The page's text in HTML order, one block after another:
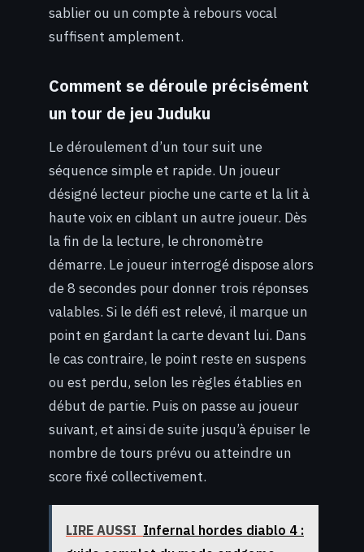
sablier ou un compte à rebours vocal
suffisent amplement.
Comment se déroule précisément
un tour de jeu Juduku
Le déroulement d’un tour suit une
séquence simple et rapide. Un joueur
désigné lecteur pioche une carte et la lit à
haute voix en ciblant un autre joueur. Dès
la fin de la lecture, le chronomètre
démarre. Le joueur interrogé dispose alors
de 8 secondes pour donner trois réponses
valables. Si le défi est relevé, il marque un
point en gardant la carte devant lui. Dans
le cas contraire, le point reste en suspens
ou est perdu, selon les règles établies en
début de partie. Puis on passe au joueur
suivant, et ainsi de suite jusqu’à épuiser le
nombre de tours prévu ou atteindre un
score fixé collectivement.
LIRE AUSSI Infernal hordes diablo 4 :